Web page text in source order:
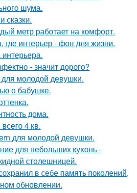
шума.
сказки.
метр работает на комфорт.
где интерьер - фон для жизни.
- значит дорого?
молодой девушки.
о бабушке.
дома.
4 кв.
для молодой девушки.
для небольших кухонь -
столешницей.
в себе память поколений,
обновлении.